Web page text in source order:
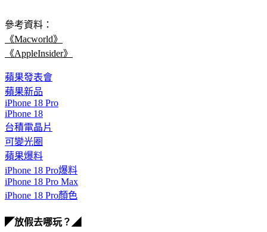
參考資料：
《Macworld》
《AppleInsider》
蘋果發表會
蘋果新品
iPhone 18 Pro
iPhone 18
台積電晶片
可變光圈
蘋果爆料
iPhone 18 Pro爆料
iPhone 18 Pro Max
iPhone 18 Pro顏色
◤放假去哪玩？◢